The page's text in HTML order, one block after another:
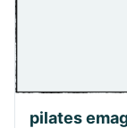
pilates